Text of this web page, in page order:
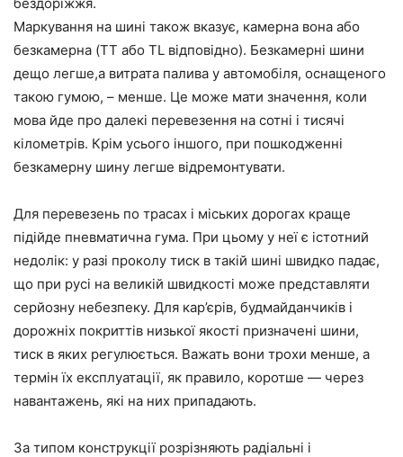
Маркування на шині також вказує, камерна вона або
безкамерна (TT або TL відповідно). Безкамерні шини
дещо легше,а витрата палива у автомобіля, оснащеного
такою гумою, – менше. Це може мати значення, коли
мова йде про далекі перевезення на сотні і тисячі
кілометрів. Крім усього іншого, при пошкодженні
безкамерну шину легше відремонтувати.
Для перевезень по трасах і міських дорогах краще
підійде пневматична гума. При цьому у неї є істотний
недолік: у разі проколу тиск в такій шині швидко падає,
що при русі на великій швидкості може представляти
серйозну небезпеку. Для кар’єрів, будмайданчиків і
дорожніх покриттів низької якості призначені шини,
тиск в яких регулюється. Важать вони трохи менше, а
термін їх експлуатації, як правило, коротше — через
навантажень, які на них припадають.
За типом конструкції розрізняють радіальні і